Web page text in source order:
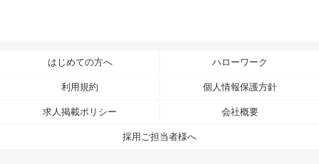
はじめての方へ ハローワーク
利用規約 個人情報保護方針
求人掲載ポリシー 会社概要
採用ご担当者様へ